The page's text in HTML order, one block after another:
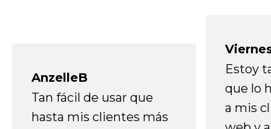
AnzelleB
Tan fácil de usar que
hasta mis clientes más
Estoy
que lo
a mis